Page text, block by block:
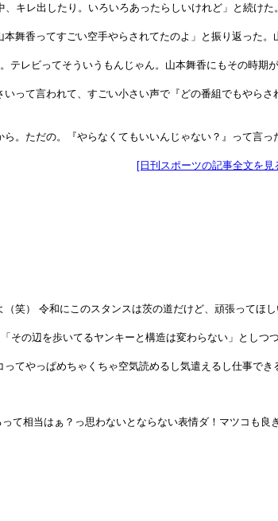
キレ出したり。いろいろあったらしいけれど」と続けた。
舞香ってすごい空手やらされてたのよ」と振り返った
レビってそういうもんじゃん。山本舞香にもその時期
って言われて、すごい小さい声で『どの番組でもやら
。ただの。『やらなくてもいいんじゃない？』って言
[日刊スポーツの記事全文を見
笑） 令和にこのスタンスは茨の道だけど、頑張ってほし
その辺を歩いてるヤンキーと構造は変わらない」とし
てやっぱめちゃくちゃ空気読めるし気遣えるし仕事でき
て相当はぁ？っ思わないとならない表情ダ！マツコも良